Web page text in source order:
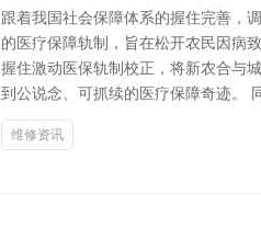
跟着我国社会保障体系的握住完善，
的医疗保障轨制，旨在松开农民因病
握住激动医保轨制校正，将新农合与
到公说念、可抓续的医疗保障奇迹。
维修资讯